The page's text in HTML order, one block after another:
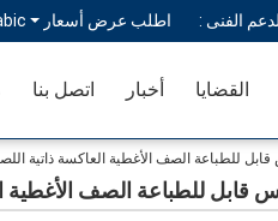
الفنى : اطلب عرض أسعار
اتصل بنا أخبار القضايا
للطباعة الصف الأغطية العاكسة ذاتية
قابل للطباعة الصف الأغطية